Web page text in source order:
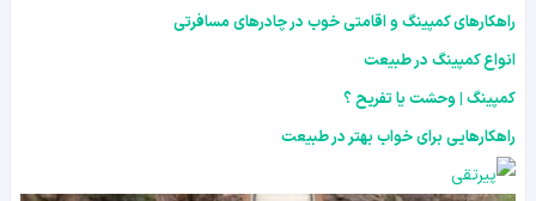
راهکارهای کمپینگ و اقامتی خوب در چادرهای مسافرتی
انواع کمپینگ در طبیعت
کمپینگ | وحشت یا تفریح ؟
راهکارهایی برای خواب بهتر در طبیعت